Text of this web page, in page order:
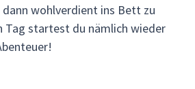
dann wohlverdient ins Bett zu
Tag startest du nämlich wieder